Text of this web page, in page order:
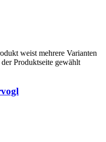
weist mehrere Varianten
Produktseite gewählt